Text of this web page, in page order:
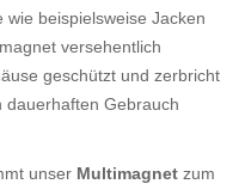
beispielsweise Jacken
versehentlich
geschützt und zerbricht
dauerhaften Gebrauch
unser Multimagnet zum